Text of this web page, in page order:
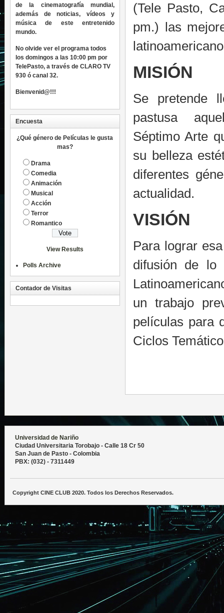
(Tele Pasto,
pm.) las
MISIÓN
Se pretende
pastusa
Séptimo Arte
su belleza
diferentes
actualidad.
VISIÓN
Para lograr
difusión de lo
un trabajo
películas para
Ciclos
de la cinematografía mundial,
además de noticias, vídeos y
música de este entretenido
mundo.
No olvide ver el programa todos
los domingos a las 10:00 pm por
TelePasto, a través de CLARO TV
930 ó canal 32.
Bienvenid@!!!
Encuesta
¿Qué género de Películas le gusta
mas?
Drama
Comedia
Animación
Musical
Acción
Terror
Romantico
View Results
Polls Archive
Contador de Visitas
Universidad de Nariño
Ciudad Universitaria Torobajo - Calle 18 Cr 50
San Juan de Pasto - Colombia
PBX: (032) - 7311449
Copyright CINE CLUB 2020. Todos los Derechos Reservados.